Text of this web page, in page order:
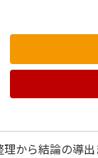
から結論の導